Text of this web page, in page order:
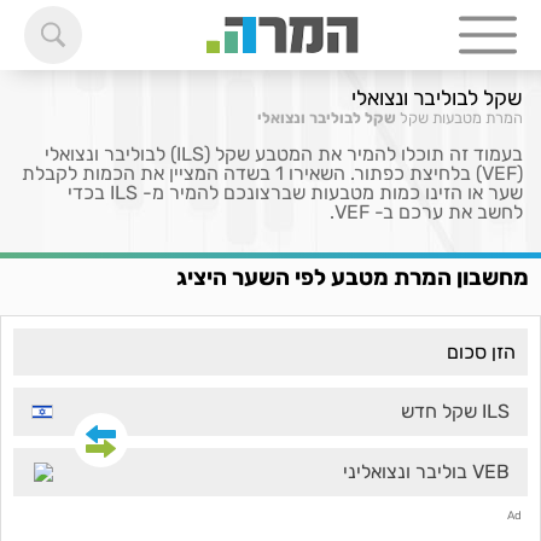
שקל לבוליבר ונצואלי
המרת מטבעות שקל שקל לבוליבר ונצואלי
בעמוד זה תוכלו להמיר את המטבע שקל (ILS) לבוליבר ונצואלי
(VEF) בלחיצת כפתור. השאירו 1 בשדה המציין את הכמות לקבלת
שער או הזינו כמות מטבעות שברצונכם להמיר מ- ILS בכדי
לחשב את ערכם ב- VEF.
מחשבון המרת מטבע לפי השער היציג
ILS שקל חדש
VEB בוליבר ונצואליני
Ad